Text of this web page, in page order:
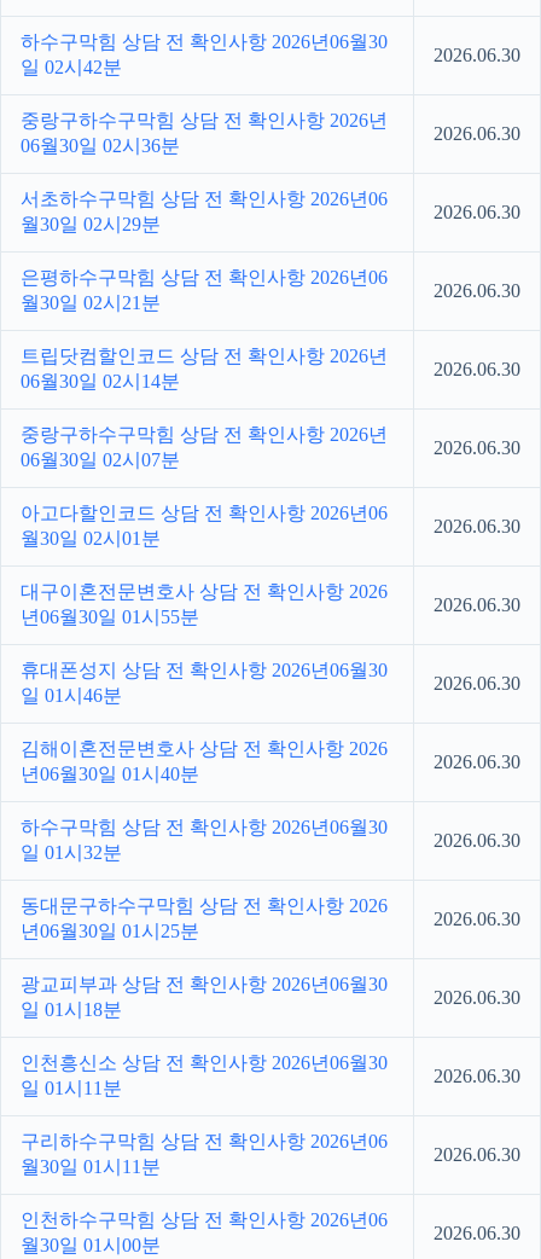
하수구막힘 상담 전 확인사항 2026년06월30
일 02시42분
2026.06.30
중랑구하수구막힘 상담 전 확인사항 2026년
06월30일 02시36분
2026.06.30
서초하수구막힘 상담 전 확인사항 2026년06
월30일 02시29분
2026.06.30
은평하수구막힘 상담 전 확인사항 2026년06
월30일 02시21분
2026.06.30
트립닷컴할인코드 상담 전 확인사항 2026년
06월30일 02시14분
2026.06.30
중랑구하수구막힘 상담 전 확인사항 2026년
06월30일 02시07분
2026.06.30
아고다할인코드 상담 전 확인사항 2026년06
월30일 02시01분
2026.06.30
대구이혼전문변호사 상담 전 확인사항 2026
년06월30일 01시55분
2026.06.30
휴대폰성지 상담 전 확인사항 2026년06월30
일 01시46분
2026.06.30
김해이혼전문변호사 상담 전 확인사항 2026
년06월30일 01시40분
2026.06.30
하수구막힘 상담 전 확인사항 2026년06월30
일 01시32분
2026.06.30
동대문구하수구막힘 상담 전 확인사항 2026
년06월30일 01시25분
2026.06.30
광교피부과 상담 전 확인사항 2026년06월30
일 01시18분
2026.06.30
인천흥신소 상담 전 확인사항 2026년06월30
일 01시11분
2026.06.30
구리하수구막힘 상담 전 확인사항 2026년06
월30일 01시11분
2026.06.30
인천하수구막힘 상담 전 확인사항 2026년06
월30일 01시00분
2026.06.30